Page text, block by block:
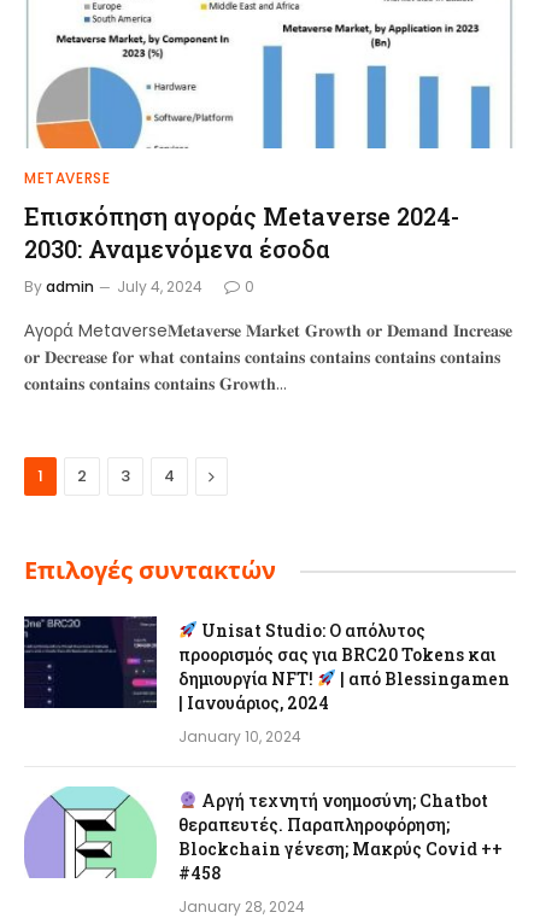
METAVERSE
Επισκόπηση αγοράς Metaverse 2024-
2030: Αναμενόμενα έσοδα
Byadmin July 4, 2024 0
Αγορά Metaverse𝐌𝐞𝐭𝐚𝐯𝐞𝐫𝐬𝐞 𝐌𝐚𝐫𝐤𝐞𝐭 𝐆𝐫𝐨𝐰𝐭𝐡 𝐨𝐫 𝐃𝐞𝐦𝐚𝐧𝐝 𝐈𝐧𝐜𝐫𝐞𝐚𝐬𝐞
𝐨𝐫 𝐃𝐞𝐜𝐫𝐞𝐚𝐬𝐞 𝐟𝐨𝐫 𝐰𝐡𝐚𝐭 𝐜𝐨𝐧𝐭𝐚𝐢𝐧𝐬 𝐜𝐨𝐧𝐭𝐚𝐢𝐧𝐬 𝐜𝐨𝐧𝐭𝐚𝐢𝐧𝐬 𝐜𝐨𝐧𝐭𝐚𝐢𝐧𝐬 𝐜𝐨𝐧𝐭𝐚𝐢𝐧𝐬
𝐜𝐨𝐧𝐭𝐚𝐢𝐧𝐬 𝐜𝐨𝐧𝐭𝐚𝐢𝐧𝐬 𝐜𝐨𝐧𝐭𝐚𝐢𝐧𝐬 𝐆𝐫𝐨𝐰𝐭𝐡…
1 2 3 4 Next
Επιλογές συντακτών
Unisat Studio: Ο απόλυτος
προορισμός σας για BRC20 Tokens και
δημιουργία NFT!
| από Blessingamen
| Ιανουάριος, 2024
January 10, 2024
Αργή τεχνητή νοημοσύνη; Chatbot
θεραπευτές. Παραπληροφόρηση;
Blockchain γένεση; Μακρύς Covid ++
#458
January 28, 2024